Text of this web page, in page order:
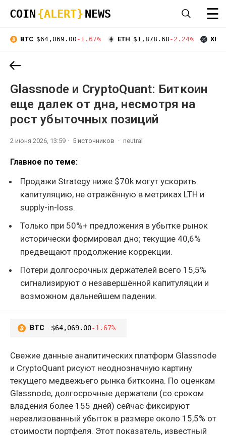
COIN {ALERT} NEWS ☰
BTC $64,069.00 -1.67% ETH $1,878.68 -2.24% XRP
Glassnode и CryptoQuant: Биткоин
еще далек от дна, несмотря на
рост убыточных позиций
2 июня 2026, 13:59 5 источников neutral
Главное по теме:
Продажи Strategy ниже $70k могут ускорить
капитуляцию, не отражённую в метриках LTH и
supply-in-loss.
Только при 50%+ предложения в убытке рынок
исторически формировал дно; текущие 40,6%
предвещают продолжение коррекции.
Потери долгосрочных держателей всего 15,5%
сигнализируют о незавершённой капитуляции и
возможном дальнейшем падении.
BTC $64,069.00-1.67%
Свежие данные аналитических платформ Glassnode
и CryptoQuant рисуют неоднозначную картину
текущего медвежьего рынка биткоина. По оценкам
Glassnode, долгосрочные держатели (со сроком
владения более 155 дней) сейчас фиксируют
нереализованный убыток в размере около 15,5% от
стоимости портфеля. Этот показатель, известный